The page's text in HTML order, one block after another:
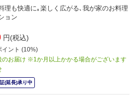
理も快適に｡楽しく広がる､我が家のお料理
ョン
円(税込)
イント (10%)
のお届け ※1か月以上かかる場合がございます
(延長)承り中